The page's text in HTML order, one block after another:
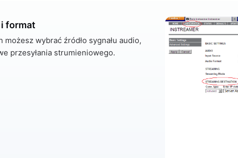
format
wybrać źródło sygnału audio,
przesyłania strumieniowego.